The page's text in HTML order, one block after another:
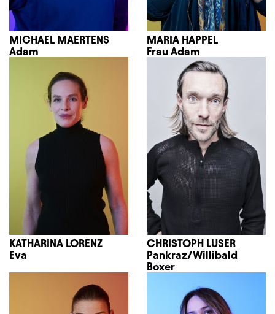
MICHAEL MAERTENS
Adam
MARIA HAPPEL
Frau Adam
KATHARINA LORENZ
Eva
CHRISTOPH LUSER
Pankraz/Willibald
Boxer